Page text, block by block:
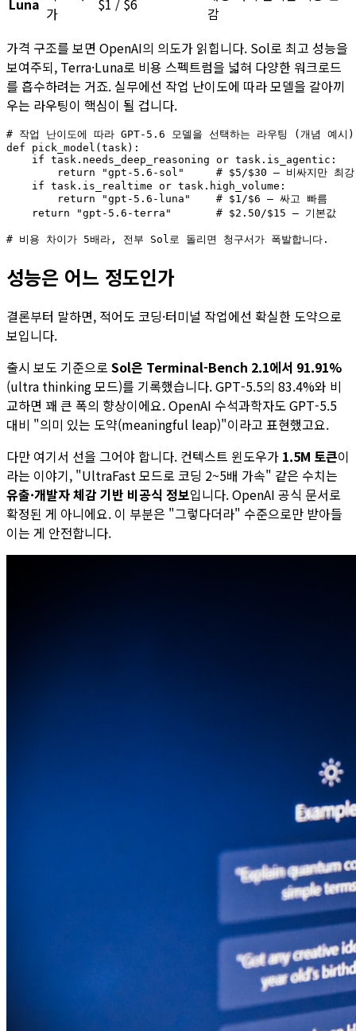
Luna 가
$1 / $6
감
가격 구조를 보면 OpenAI의 의도가 읽힙니다. Sol로 최고 성능을
보여주되, Terra·Luna로 비용 스펙트럼을 넓혀 다양한 워크로드
를 흡수하려는 거죠. 실무에선 작업 난이도에 따라 모델을 갈아끼
우는 라우팅이 핵심이 될 겁니다.
# 작업 난이도에 따라 GPT-5.6 모델을 선택하는 라우팅 (개념 예시)
def pick_model(task):
    if task.needs_deep_reasoning or task.is_agentic:
        return "gpt-5.6-sol"     # $5/$30 — 비싸지만 최강
    if task.is_realtime or task.high_volume:
        return "gpt-5.6-luna"    # $1/$6 — 싸고 빠름
    return "gpt-5.6-terra"       # $2.50/$15 — 기본값
성능은 어느 정도인가
결론부터 말하면, 적어도 코딩·터미널 작업에선 확실한 도약으로
보입니다.
출시 보도 기준으로 Sol은 Terminal-Bench 2.1에서 91.91%
(ultra thinking 모드)를 기록했습니다. GPT-5.5의 83.4%와 비
교하면 꽤 큰 폭의 향상이에요. OpenAI 수석과학자도 GPT-5.5
대비 "의미 있는 도약(meaningful leap)"이라고 표현했고요.
다만 여기서 선을 그어야 합니다. 컨텍스트 윈도우가 1.5M 토큰이
라는 이야기, "UltraFast 모드로 코딩 2~5배 가속" 같은 수치는
유출·개발자 체감 기반 비공식 정보입니다. OpenAI 공식 문서로
확정된 게 아니에요. 이 부분은 "그렇다더라" 수준으로만 받아들
이는 게 안전합니다.